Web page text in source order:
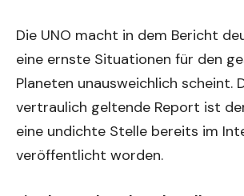
Die UNO macht in dem Bericht
eine ernste Situationen für den
Planeten unausweichlich scheint.
vertraulich geltende Report ist
eine undichte Stelle bereits im
veröffentlicht worden.